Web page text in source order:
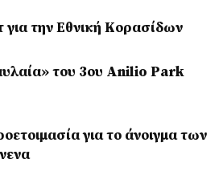
την Εθνική Κορασίδων
του 3ου Anilio Park
για το άνοιγμα των